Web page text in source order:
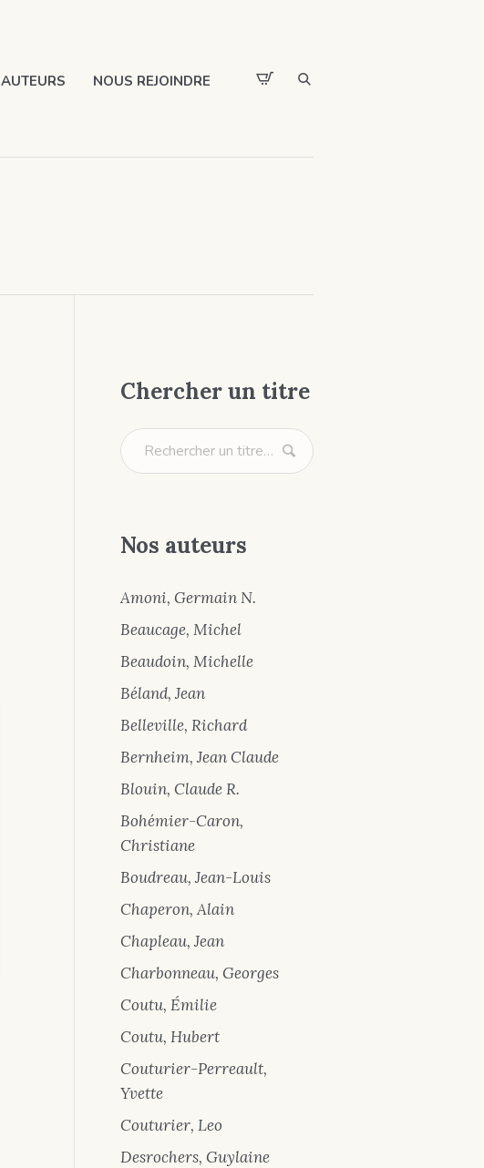
AUTEURS NOUS REJOINDRE
Chercher un titre
Nos auteurs
Amoni, Germain N.
Beaucage, Michel
Beaudoin, Michelle
Béland, Jean
Belleville, Richard
Bernheim, Jean Claude
Blouin, Claude R.
Bohémier-Caron,
Christiane
Boudreau, Jean-Louis
Chaperon, Alain
Chapleau, Jean
Charbonneau, Georges
Coutu, Émilie
Coutu, Hubert
Couturier-Perreault,
Yvette
Couturier, Leo
Desrochers, Guylaine